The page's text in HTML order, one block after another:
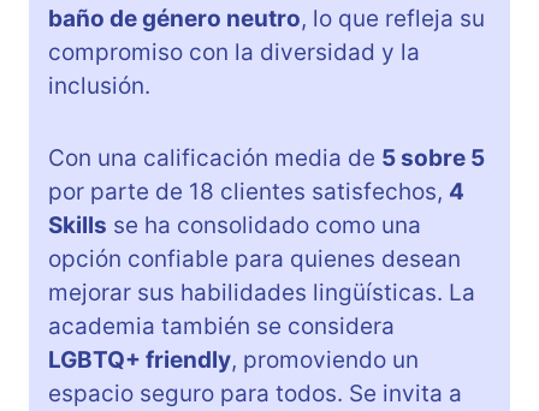
baño de género neutro, lo que refleja su
compromiso con la diversidad y la
inclusión.
Con una calificación media de 5 sobre 5
por parte de 18 clientes satisfechos, 4
Skills se ha consolidado como una
opción confiable para quienes desean
mejorar sus habilidades lingüísticas. La
academia también se considera
LGBTQ+ friendly, promoviendo un
espacio seguro para todos. Se invita a